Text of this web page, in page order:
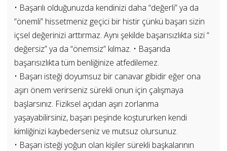
• Başarılı olduğunuzda kendinizi daha “değerli” ya da
“önemli” hissetmeniz geçici bir histir çünkü başarı sizin
içsel değerinizi arttırmaz. Aynı şekilde başarısızlıkta sizi “
değersiz” ya da “önemsiz” kılmaz. • Başarıda
başarısızlıkta tüm benliğinize atfedilemez.
• Başarı isteği doyumsuz bir canavar gibidir eğer ona
aşırı önem verirseniz sürekli onun için çalışmaya
başlarsınız. Fiziksel açıdan aşırı zorlanma
yaşayabilirsiniz, başarı peşinde koştururken kendi
kimliğinizi kaybederseniz ve mutsuz olursunuz.
• Başarı isteği yoğun olan kişiler sürekli başkalarının